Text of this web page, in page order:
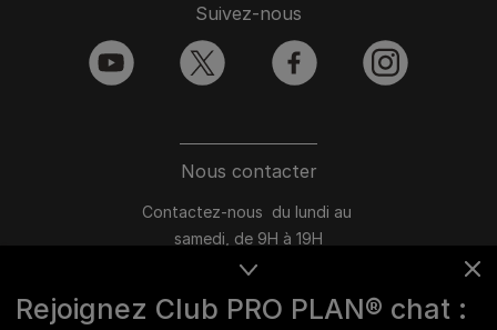
Rejoignez Club PRO PLAN® chat :
Nous contacter
Contactez-nous du lundi au
samedi, de 9H à 19H
du lundi au vendredi, de 10H à 16H
Suivez-nous
youtube twitter facebook instagram